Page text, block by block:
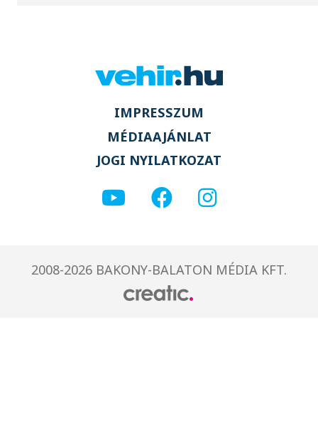
IMPRESSZUM
MÉDIAAJÁNLAT
JOGI NYILATKOZAT
2008-2026 BAKONY-BALATON MÉDIA KFT.